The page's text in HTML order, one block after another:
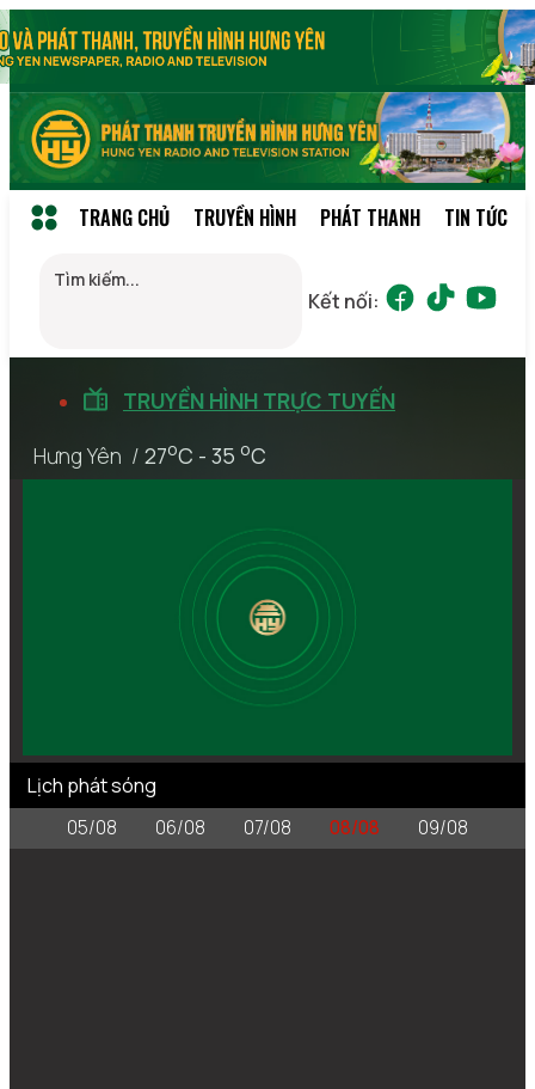
TRANG CHỦ TRUYỀN HÌNH PHÁT THANH TIN TỨC
Kết nối:
TRUYỀN HÌNH TRỰC TUYẾN
Hưng Yên / 27oC - 35 oC
Lịch phát sóng
05/08 06/08 07/08 08/08 09/08